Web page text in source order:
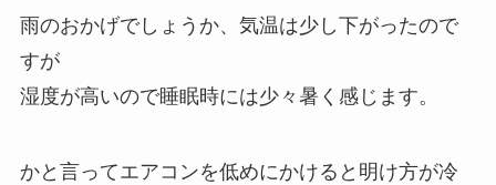
雨のおかげでしょうか、気温は少し下がったので
すが
湿度が高いので睡眠時には少々暑く感じます。
かと言ってエアコンを低めにかけると明け方が冷